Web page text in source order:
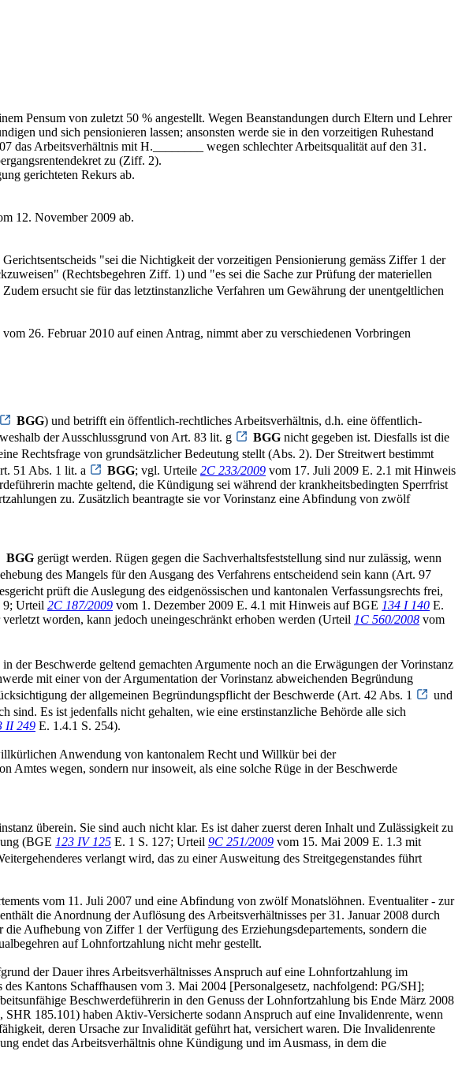
Pensum von zuletzt 50 % angestellt. Wegen Beanstandungen durch Eltern und Lehrer
und sich pensionieren lassen; ansonsten werde sie in den vorzeitigen Ruhestand
das Arbeitsverhältnis mit H.________ wegen schlechter Arbeitsqualität auf den 31.
zu (Ziff. 2).
gerichteten Rekurs ab.
12. November 2009 ab.
"sei die Nichtigkeit der vorzeitigen Pensionierung gemäss Ziffer 1 der
(Rechtsbegehren Ziff. 1) und "es sei die Sache zur Prüfung der materiellen
ersucht sie für das letztinstanzliche Verfahren um Gewährung der unentgeltlichen
26. Februar 2010 auf einen Antrag, nimmt aber zu verschiedenen Vorbringen
BGG) und betrifft ein öffentlich-rechtliches Arbeitsverhältnis, d.h. eine öffentlich-
der Ausschlussgrund von Art. 83 lit. g BGG nicht gegeben ist. Diesfalls ist die
Rechtsfrage von grundsätzlicher Bedeutung stellt (Abs. 2). Der Streitwert bestimmt
51 Abs. 1 lit. a
BGG; vgl. Urteile 2C 233/2009 vom 17. Juli 2009 E. 2.1 mit Hinweis
machte geltend, die Kündigung sei während der krankheitsbedingten Sperrfrist
zu. Zusätzlich beantragte sie vor Vorinstanz eine Abfindung von zwölf
BGG gerügt werden. Rügen gegen die Sachverhaltsfeststellung sind nur zulässig, wenn
des Mangels für den Ausgang des Verfahrens entscheidend sein kann (Art. 97
prüft die Auslegung des eidgenössischen und kantonalen Verfassungsrechts frei,
9; Urteil 2C 187/2009 vom 1. Dezember 2009 E. 4.1 mit Hinweis auf BGE 134 I 140 E.
worden, kann jedoch uneingeschränkt erhoben werden (Urteil 1C 560/2008 vom
der Beschwerde geltend gemachten Argumente noch an die Erwägungen der Vorinstanz
mit einer von der Argumentation der Vorinstanz abweichenden Begründung
der allgemeinen Begründungspflicht der Beschwerde (Art. 42 Abs. 1
und
Es ist jedenfalls nicht gehalten, wie eine erstinstanzliche Behörde alle sich
II 249 E. 1.4.1 S. 254).
Anwendung von kantonalem Recht und Willkür bei der
Amtes wegen, sondern nur insoweit, als eine solche Rüge in der Beschwerde
überein. Sie sind auch nicht klar. Es ist daher zuerst deren Inhalt und Zulässigkeit zu
(BGE 123 IV 125 E. 1 S. 127; Urteil 9C 251/2009 vom 15. Mai 2009 E. 1.3 mit
verlangt wird, das zu einer Ausweitung des Streitgegenstandes führt
vom 11. Juli 2007 und eine Abfindung von zwölf Monatslöhnen. Eventualiter - zur
die Anordnung der Auflösung des Arbeitsverhältnisses per 31. Januar 2008 durch
Aufhebung von Ziffer 1 der Verfügung des Erziehungsdepartements, sondern die
auf Lohnfortzahlung nicht mehr gestellt.
der Dauer ihres Arbeitsverhältnisses Anspruch auf eine Lohnfortzahlung im
Kantons Schaffhausen vom 3. Mai 2004 [Personalgesetz, nachfolgend: PG/SH];
Beschwerdeführerin in den Genuss der Lohnfortzahlung bis Ende März 2008
SHR 185.101) haben Aktiv-Versicherte sodann Anspruch auf eine Invalidenrente, wenn
deren Ursache zur Invalidität geführt hat, versichert waren. Die Invalidenrente
endet das Arbeitsverhältnis ohne Kündigung und im Ausmass, in dem die